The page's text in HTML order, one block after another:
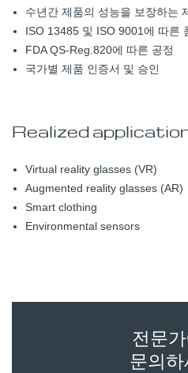
수년간 제품의 성능을 보장하는
ISO 13485 및 ISO 9001에 따른
FDA QS-Reg.820에 따른 공정
국가별 제품 인증서 및 승인
Realized
Virtual reality glasses (VR)
Augmented reality glasses (AR)
Smart clothing
Environmental sensors
전문
문의